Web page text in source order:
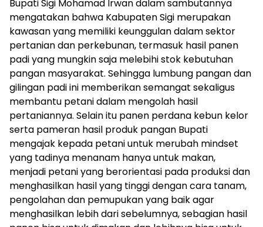
Bupati Sigi Mohamad Irwan dalam sambutannya
mengatakan bahwa Kabupaten Sigi merupakan
kawasan yang memiliki keunggulan dalam sektor
pertanian dan perkebunan, termasuk hasil panen
padi yang mungkin saja melebihi stok kebutuhan
pangan masyarakat. Sehingga lumbung pangan dan
gilingan padi ini memberikan semangat sekaligus
membantu petani dalam mengolah hasil
pertaniannya. Selain itu panen perdana kebun kelor
serta pameran hasil produk pangan Bupati
mengajak kepada petani untuk merubah mindset
yang tadinya menanam hanya untuk makan,
menjadi petani yang berorientasi pada produksi dan
menghasilkan hasil yang tinggi dengan cara tanam,
pengolahan dan pemupukan yang baik agar
menghasilkan lebih dari sebelumnya, sebagian hasil